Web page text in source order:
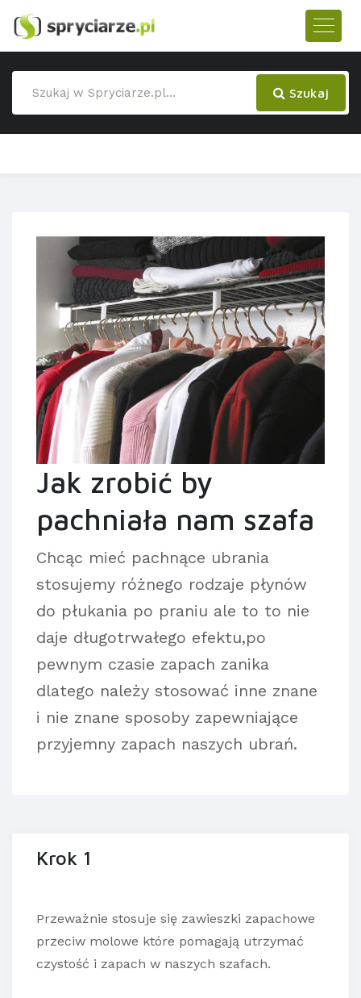
Szukaj
Jak zrobić by
pachniała nam szafa
Chcąc mieć pachnące ubrania
stosujemy różnego rodzaje płynów
do płukania po praniu ale to to nie
daje długotrwałego efektu,po
pewnym czasie zapach zanika
dlatego należy stosować inne znane
i nie znane sposoby zapewniające
przyjemny zapach naszych ubrań.
Krok 1
Przeważnie stosuje się zawieszki zapachowe
przeciw molowe które pomagają utrzymać
czystość i zapach w naszych szafach.